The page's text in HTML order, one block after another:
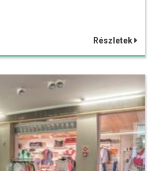
Részletek